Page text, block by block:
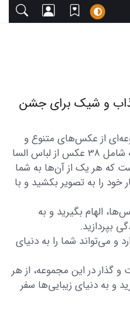
و شیک برای جشن
از عکس‌های متنوع و
زیبا دعوت می‌کنیم. این مجموعه شامل 38 عکس از لباس السا
هر یک از آن‌ها به شما
را به تصویر بکشید و با
الهام بگیرید و به
بپردازید.
و می‌تواند شما را به دنیای
گذار در این مجموعه، از هر
و به دنیای زیبایی‌ها سفر